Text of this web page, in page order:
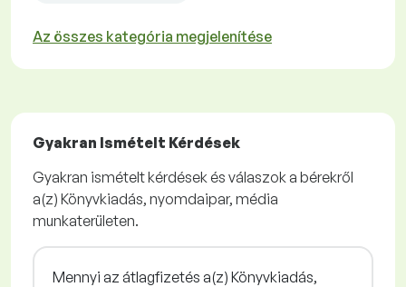
Az összes kategória megjelenítése
Gyakran Ismételt Kérdések
Gyakran ismételt kérdések és válaszok a bérekről
a(z) Könyvkiadás, nyomdaipar, média
munkaterületen.
Mennyi az átlagfizetés a(z) Könyvkiadás,